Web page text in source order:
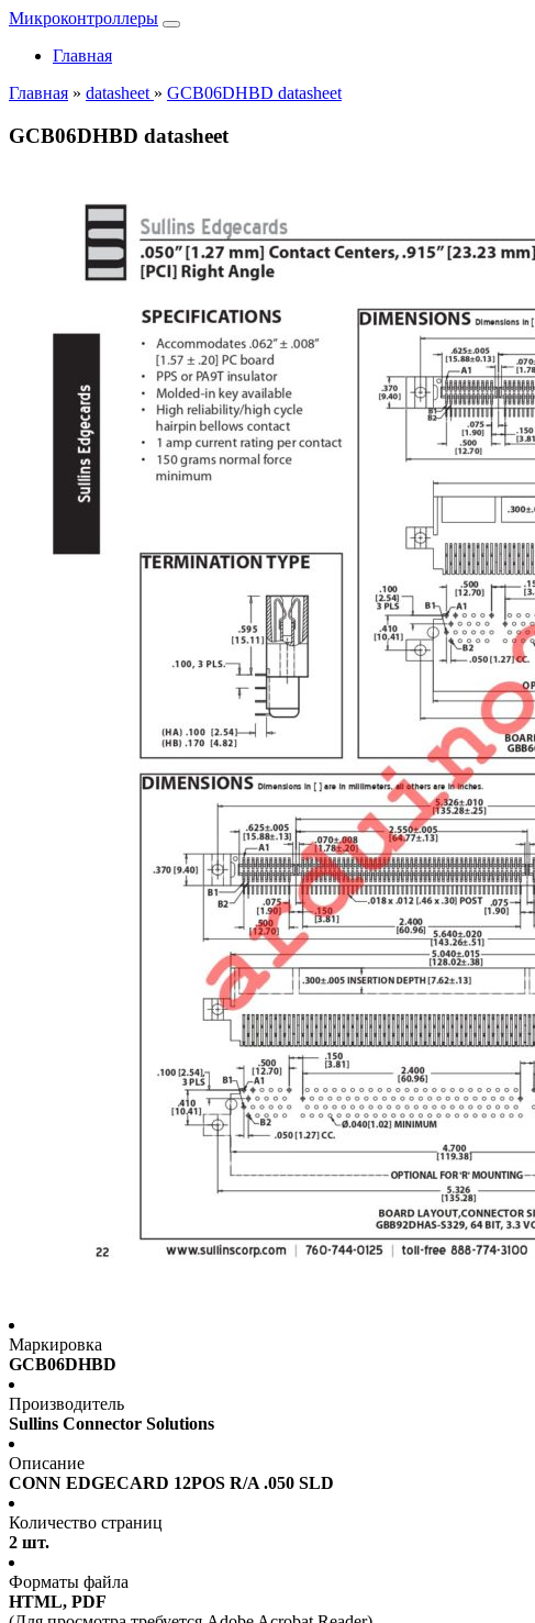
Микроконтроллеры
Главная
Главная » datasheet » GCB06DHBD datasheet
GCB06DHBD datasheet
Маркировка
GCB06DHBD
Производитель
Sullins Connector Solutions
Описание
CONN EDGECARD 12POS R/A .050 SLD
Количество страниц
2 шт.
Форматы файла
HTML, PDF